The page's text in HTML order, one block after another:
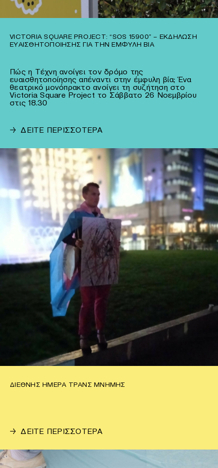
VICTORIA SQUARE PROJECT: “SOS 15900” – ΕΚΔΉΛΩΣΗ
ΕΥΑΙΣΘΗΤΟΠΟΊΗΣΗΣ ΓΙΑ ΤΗΝ ΈΜΦΥΛΗ ΒΊΑ
Πώς η Τέχνη ανοίγει τον δρόμο της
ευαισθητοποίησης απέναντι στην έμφυλη βία; Ένα
θεατρικό μονόπρακτο ανοίγει τη συζήτηση στο
Victoria Square Project το Σάββατο 26 Νοεμβρίου
στις 18.30
→ ΔΕΙΤΕ ΠΕΡΙΣΣΟΤΕΡΑ
ΔΙΕΘΝΉΣ ΗΜΈΡΑ ΤΡΑΝΣ ΜΝΉΜΗΣ
→ ΔΕΙΤΕ ΠΕΡΙΣΣΟΤΕΡΑ